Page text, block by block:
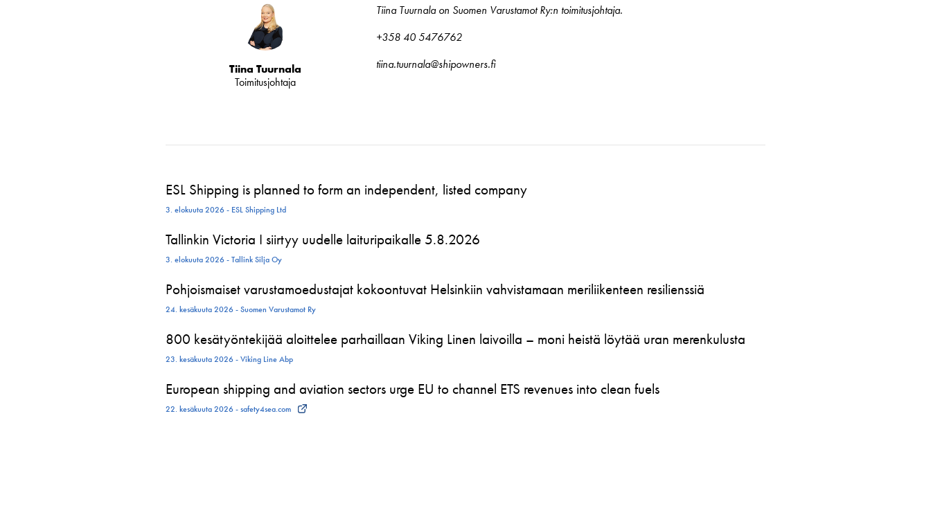
Tiina Tuurnala
Toimitusjohtaja
Tiina Tuurnala on Suomen Varustamot Ry:n toimitusjohtaja.
+358 40 5476762
tiina.tuurnala@shipowners.fi
ESL Shipping is planned to form an independent, listed company
3. elokuuta 2026 - ESL Shipping Ltd
Tallinkin Victoria I siirtyy uudelle laituripaikalle 5.8.2026
3. elokuuta 2026 - Tallink Silja Oy
Pohjoismaiset varustamoedustajat kokoontuvat Helsinkiin vahvistamaan meriliikenteen resilienssiä
24. kesäkuuta 2026 - Suomen Varustamot Ry
800 kesätyöntekijää aloittelee parhaillaan Viking Linen laivoilla – moni heistä löytää uran merenkulusta
23. kesäkuuta 2026 - Viking Line Abp
European shipping and aviation sectors urge EU to channel ETS revenues into clean fuels
22. kesäkuuta 2026 - safety4sea.com